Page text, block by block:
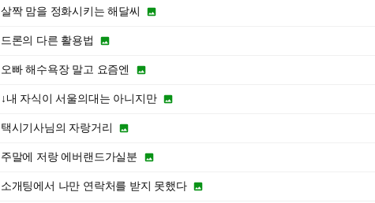
살짝 맘을 정화시키는 해달씨 
드론의 다른 활용법 
오빠 해수욕장 말고 요즘엔 
↓내 자식이 서울의대는 아니지만 
택시기사님의 자랑거리 
주말에 저랑 에버랜드가실분 
소개팅에서 나만 연락처를 받지 못했다 